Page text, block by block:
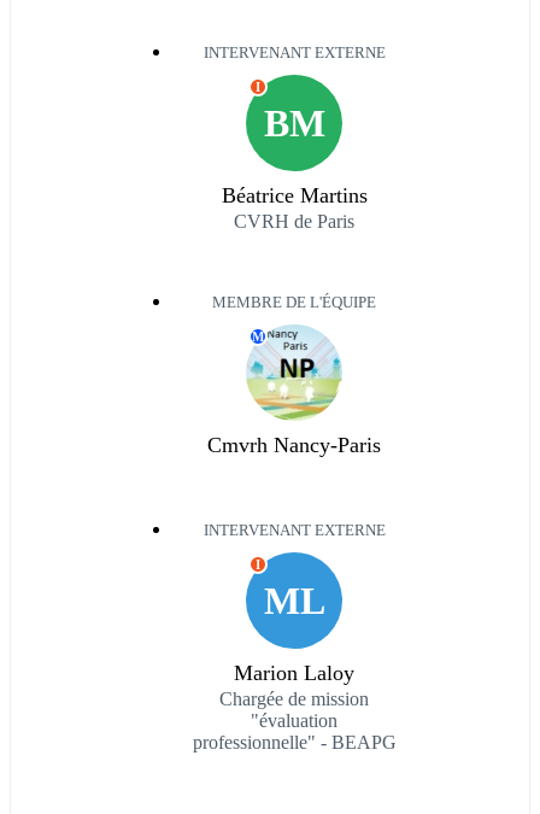
INTERVENANT EXTERNE
BM
I
Béatrice Martins
CVRH de Paris
MEMBRE DE L'ÉQUIPE
M
Cmvrh Nancy-Paris
INTERVENANT EXTERNE
ML
I
Marion Laloy
Chargée de mission
"évaluation
professionnelle" - BEAPG